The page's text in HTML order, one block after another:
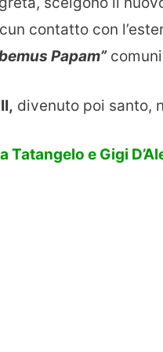
contatto con
Papam”
divenuto poi santo,
Tatangelo e Gigi